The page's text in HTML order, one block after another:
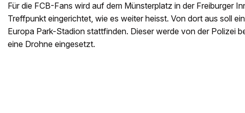
Für die FCB-Fans wird auf dem Münsterplatz in der Freiburger
Treffpunkt eingerichtet, wie es weiter heisst. Von dort aus soll
Europa Park-Stadion stattfinden. Dieser werde von der Polizei
eine Drohne eingesetzt.